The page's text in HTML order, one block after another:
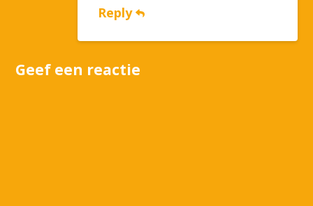
Reply
Geef een reactie